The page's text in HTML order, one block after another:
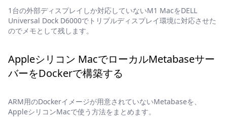
1台の外部ディスプレイしか対応していないM1 MacをDELL
Universal Dock D6000でトリプルディスプレイ環境に対応させた
のでメモとして残します。
Appleシリコン MacでローカルMetabaseサー
バーをDockerで構築する
ARM用のDockerイメージが用意されていないMetabaseを、
AppleシリコンMacで使う方法をまとめます。